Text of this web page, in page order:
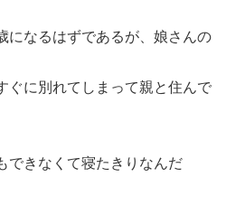
なるはずであるが、娘さんの
に別れてしまって親と住んで
きなくて寝たきりなんだ